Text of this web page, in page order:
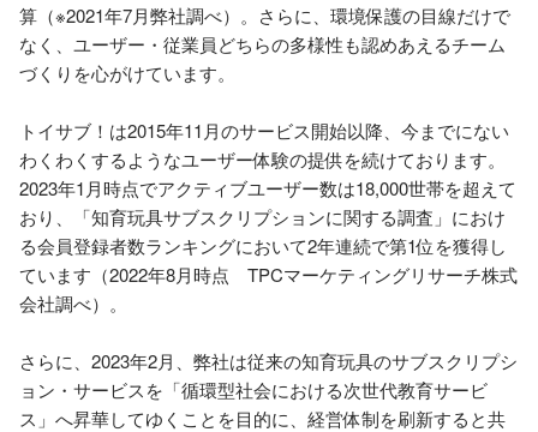
算（※2021年7月弊社調べ）。さらに、環境保護の目線だけで
なく、ユーザー・従業員どちらの多様性も認めあえるチーム
づくりを心がけています。
トイサブ！は2015年11月のサービス開始以降、今までにない
わくわくするようなユーザー体験の提供を続けております。
2023年1月時点でアクティブユーザー数は18,000世帯を超えて
おり、「知育玩具サブスクリプションに関する調査」におけ
る会員登録者数ランキングにおいて2年連続で第1位を獲得し
ています（2022年8月時点　TPCマーケティングリサーチ株式
会社調べ）。
さらに、2023年2月、弊社は従来の知育玩具のサブスクリプシ
ョン・サービスを「循環型社会における次世代教育サービ
ス」へ昇華してゆくことを目的に、経営体制を刷新すると共